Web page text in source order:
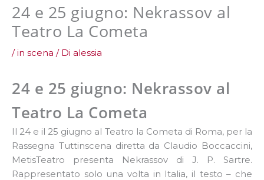
24 e 25 giugno: Nekrassov al
Teatro La Cometa
/in scena / Di alessia
24 e 25 giugno: Nekrassov al
Teatro La Cometa
Il 24 e il 25 giugno al Teatro la Cometa di Roma, per la
Rassegna Tuttinscena diretta da Claudio Boccaccini,
MetisTeatro presenta Nekrassov di J. P. Sartre.
Rappresentato solo una volta in Italia, il testo – che